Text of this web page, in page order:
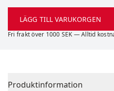
LÄGG TILL VARUKORGEN
Fri frakt över 1000 SEK — Alltid
Produktinformation